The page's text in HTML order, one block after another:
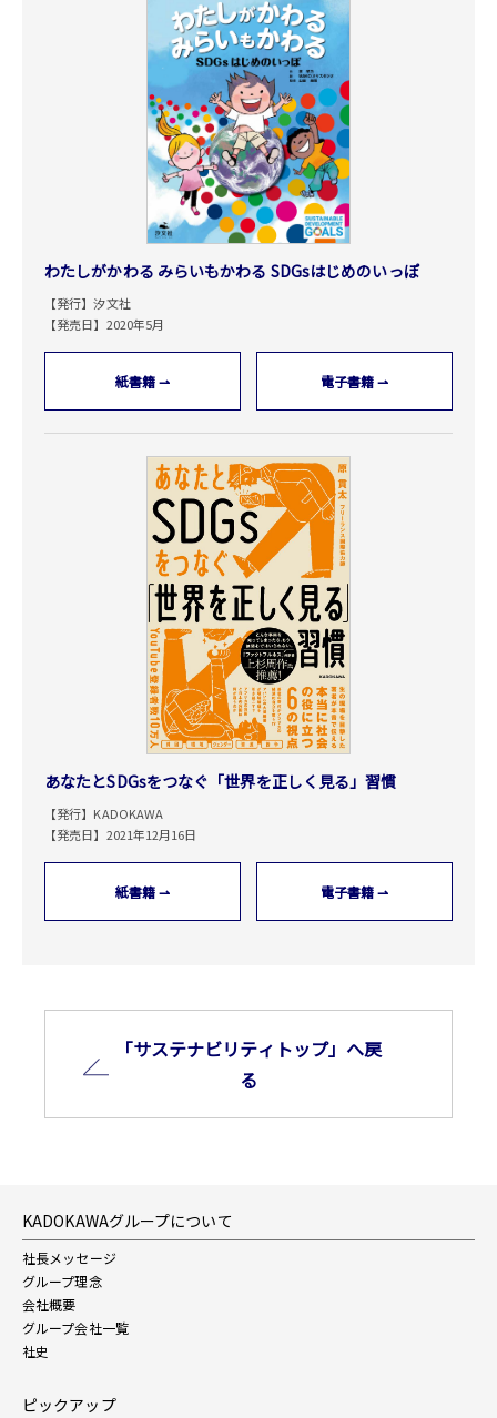
わたしがかわる みらいもかわる SDGsはじめのいっぽ
【発行】汐文社
【発売日】2020年5月
紙書籍 ⇀ 電子書籍 ⇀
あなたとSDGsをつなぐ「世界を正しく見る」習慣
【発行】KADOKAWA
【発売日】2021年12月16日
紙書籍 ⇀ 電子書籍 ⇀
「サステナビリティトップ」へ戻
る
KADOKAWAグループについて
社長メッセージ
グループ理念
会社概要
グループ会社一覧
社史
ピックアップ